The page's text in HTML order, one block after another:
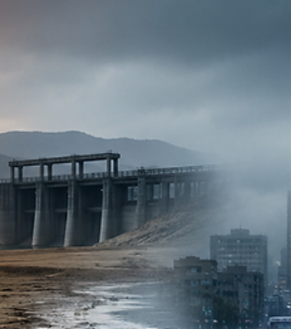
belirleyecek. Ama turnuvanın görünmeyen
yöneticileri, güvenlik uzmanları, brokerler,
sigortacılar ve reasürörler olacak.